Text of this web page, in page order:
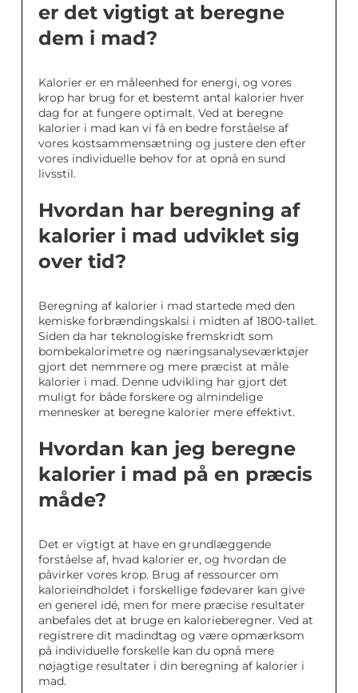
er det vigtigt at beregne
dem i mad?
Kalorier er en måleenhed for energi, og vores
krop har brug for et bestemt antal kalorier hver
dag for at fungere optimalt. Ved at beregne
kalorier i mad kan vi få en bedre forståelse af
vores kostsammensætning og justere den efter
vores individuelle behov for at opnå en sund
livsstil.
Hvordan har beregning af
kalorier i mad udviklet sig
over tid?
Beregning af kalorier i mad startede med den
kemiske forbrændingskalsi i midten af 1800-tallet.
Siden da har teknologiske fremskridt som
bombekalorimetre og næringsanalyseværktøjer
gjort det nemmere og mere præcist at måle
kalorier i mad. Denne udvikling har gjort det
muligt for både forskere og almindelige
mennesker at beregne kalorier mere effektivt.
Hvordan kan jeg beregne
kalorier i mad på en præcis
måde?
Det er vigtigt at have en grundlæggende
forståelse af, hvad kalorier er, og hvordan de
påvirker vores krop. Brug af ressourcer om
kalorieindholdet i forskellige fødevarer kan give
en generel idé, men for mere præcise resultater
anbefales det at bruge en kalorieberegner. Ved at
registrere dit madindtag og være opmærksom
på individuelle forskelle kan du opnå mere
nøjagtige resultater i din beregning af kalorier i
mad.